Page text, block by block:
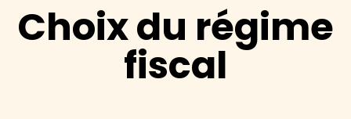
Choix du régime
fiscal